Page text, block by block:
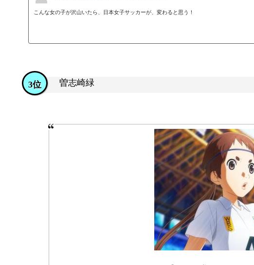
こんな女の子が沢山いたら、日本女子サッカーが、変わると思う！
曽志崎緑
3位